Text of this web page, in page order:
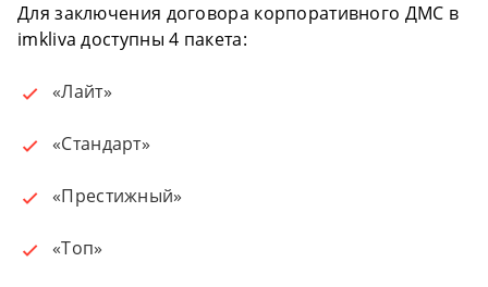
Для заключения договора корпоративного ДМС в
imkliva доступны 4 пакета:
«Лайт»
«Стандарт»
«Престижный»
«Топ»